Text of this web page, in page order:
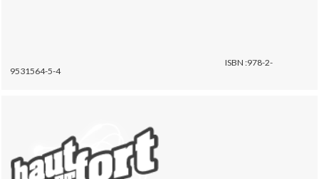
ISBN :978-2-
9531564-5-4